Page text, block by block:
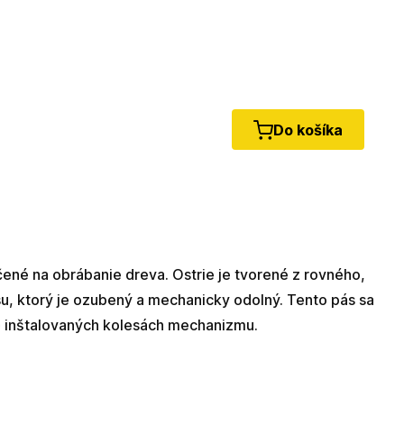
Do košíka
na obrábanie dreva. Ostrie je tvorené z rovného,
ktorý je ozubený a mechanicky odolný. Tento pás sa
kolesách mechanizmu.